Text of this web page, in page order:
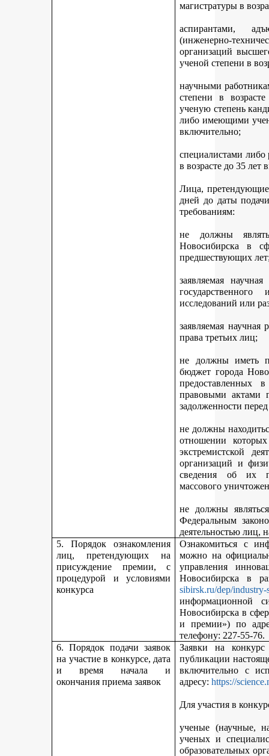
магистратуры в
аспирантами,
(инженерно-
организаций
ученой степени в
научными
степени в
ученую степень
либо имеющими
включительно;
специалистами
в возрасте до 35 лет
Лица,
дней до даты
требованиям:
не должны
Новосибирска в
предшествующих
заявляемая
исследований или
заявляемая
права третьих лиц;
не должны иметь
бюджет города
предоставленных
правовыми актами
задолженности
не должны
отношении
экстремистской
организаций и
сведения об их
массового
не должны
Федеральным
деятельностью лиц,
5. Порядок ознакомления
лиц, претендующих на
присуждение премии, с
процедурой и условиями
конкурса
Ознакомиться с
можно на
управления
Новосибирска в
sibirsk.ru/dep/industry-
информационной
Новосибирска в
и премии») по
телефону: 227-55-76.
6. Порядок подачи заявок
на участие в конкурсе, дата
и время начала и
окончания приема заявок
Заявки на
публикации
включительно с
адресу:https://
Для участия в
ученые (научные,
ученых и
образовательных